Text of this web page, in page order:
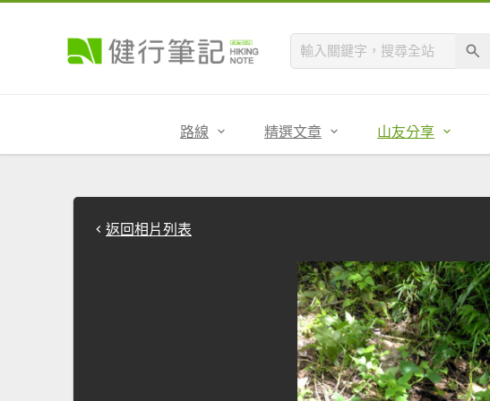
路線 精選文章 山友分享
返回相片列表